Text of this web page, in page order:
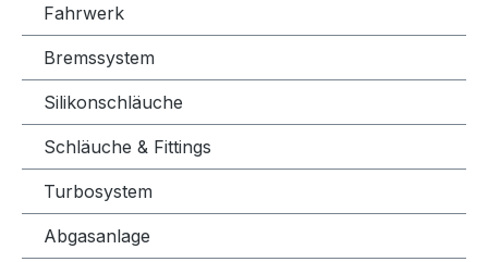
Fahrwerk
Bremssystem
Silikonschläuche
Schläuche & Fittings
Turbosystem
Abgasanlage